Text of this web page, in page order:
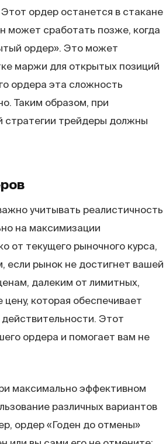
ордер останется в стакане
может сработать позже, когда
ордер». Это может
маржи для открытых позиций
ордера эта сложность
Таким образом, при
стратегии трейдеры должны
учитывать реалистичность
на максимизации
от текущего рыночного курса,
если рынок не достигнет вашей
далеким от лимитных,
которая обеспечивает
Этот
ордера и помогает вам не
максимально эффективном
различных вариантов
ордер «Годен до отмены»